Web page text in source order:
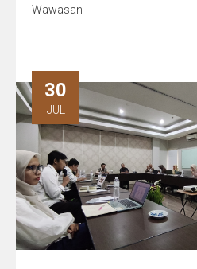
Wawasan
30
JUL